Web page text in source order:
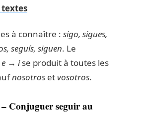
à connaître : sigo, sigues,
seguís, siguen. Le
e → ise produit à toutes les
nosotros etvosotros.
Conjuguer seguir au